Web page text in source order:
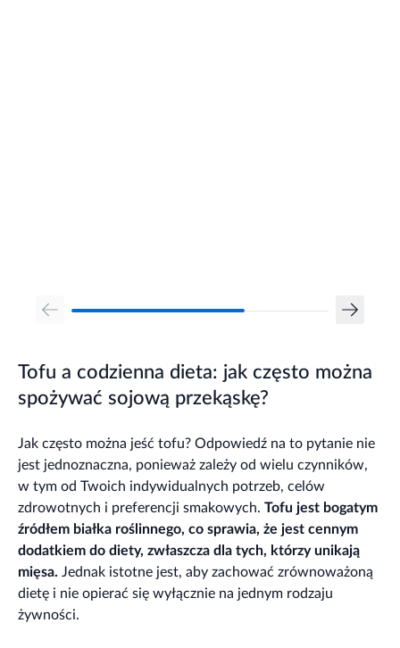
Tofu a codzienna dieta: jak często można
spożywać sojową przekąskę?
Jak często można jeść tofu? Odpowiedź na to pytanie nie
jest jednoznaczna, ponieważ zależy od wielu czynników,
w tym od Twoich indywidualnych potrzeb, celów
zdrowotnych i preferencji smakowych. Tofu jest bogatym
źródłem białka roślinnego, co sprawia, że jest cennym
dodatkiem do diety, zwłaszcza dla tych, którzy unikają
mięsa. Jednak istotne jest, aby zachować zrównoważoną
dietę i nie opierać się wyłącznie na jednym rodzaju
żywności.